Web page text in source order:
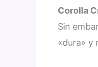
Corolla
Sin
«dura» y